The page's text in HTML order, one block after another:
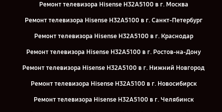
Ремонт телевизора Hisense H32A5100 в г. Москва
Ремонт телевизора Hisense H32A5100 в г. Санкт-Петербург
Ремонт телевизора Hisense H32A5100 в г. Краснодар
Ремонт телевизора Hisense H32A5100 в г. Ростов-на-Дону
Ремонт телевизора Hisense H32A5100 в г. Нижний Новгород
Ремонт телевизора Hisense H32A5100 в г. Новосибирск
Ремонт телевизора Hisense H32A5100 в г. Челябинск